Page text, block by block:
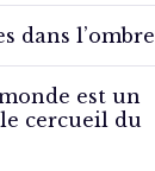
dans l’ombre
est un
cercueil du